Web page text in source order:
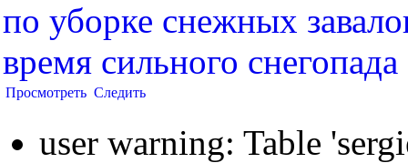
по уборке снежных
время сильного снегопада
Просмотреть Следить
user warning: Table